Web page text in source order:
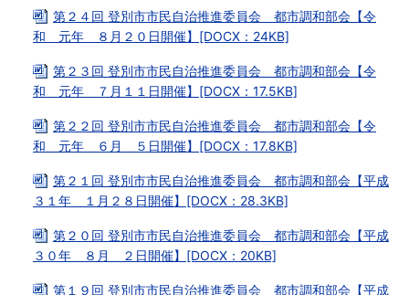
第２４回 登別市市民自治推進委員会 都市調和部会【令
和 元年 ８月２０日開催】[DOCX：24KB]
第２３回 登別市市民自治推進委員会 都市調和部会【令
和 元年 ７月１１日開催】[DOCX：17.5KB]
第２２回 登別市市民自治推進委員会 都市調和部会【令
和 元年 ６月 ５日開催】[DOCX：17.8KB]
第２１回 登別市市民自治推進委員会 都市調和部会【平成
３１年 １月２８日開催】[DOCX：28.3KB]
第２０回 登別市市民自治推進委員会 都市調和部会【平成
３０年 ８月 ２日開催】[DOCX：20KB]
第１９回 登別市市民自治推進委員会 都市調和部会【平成